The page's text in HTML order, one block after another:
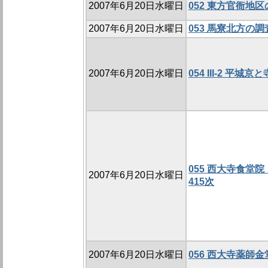
2007年6月20日水曜日 052 東方官衙地区
2007年6月20日水曜日 053 馬寮北方の調
2007年6月20日水曜日 054 III-2 平城京と
2007年6月20日水曜日
055 西大寺食堂院
415次
2007年6月20日水曜日 056 西大寺薬師金